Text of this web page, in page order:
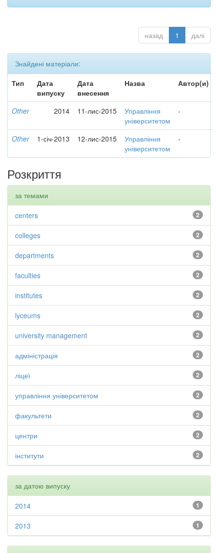
назад 1 далі
Знайдені матеріали:
Тип
Дата
випуску
Дата
внесення
Назва Автор(и)
Other 2014 11-лис-2015
Управління
університетом
-
Other 1-січ-2013 12-лис-2015
Управління
університетом
-
Розкриття
за темами
2
centers
2
colleges
2
departments
2
faculties
2
institutes
2
lyceums
2
university management
2
адміністрація
2
ліцеї
2
управління університетом
2
факультети
2
центри
2
інститути
за датою випуску
1
2014
1
2013